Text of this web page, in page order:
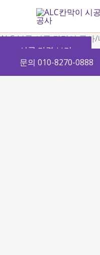
츠
뛰
ALC 블록 시공 칸막이 공사
시공 가격 보기
문의 010-8270-0888